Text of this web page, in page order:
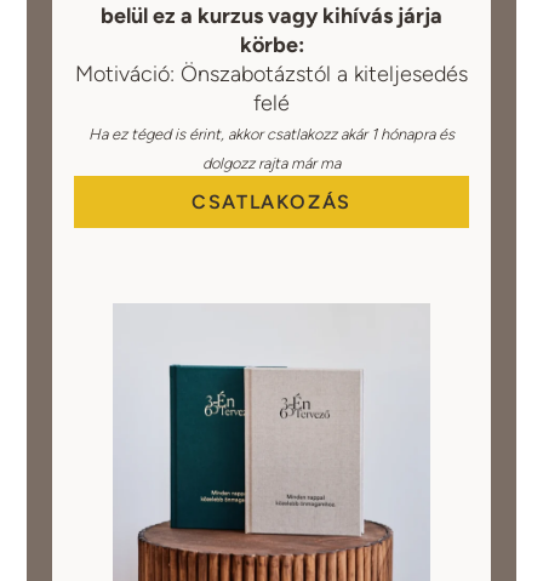
belül ez a kurzus vagy kihívás járja
körbe:
Motiváció: Önszabotázstól a kiteljesedés
felé
Ha ez téged is érint, akkor csatlakozz akár 1 hónapra és
dolgozz rajta már ma
CSATLAKOZÁS